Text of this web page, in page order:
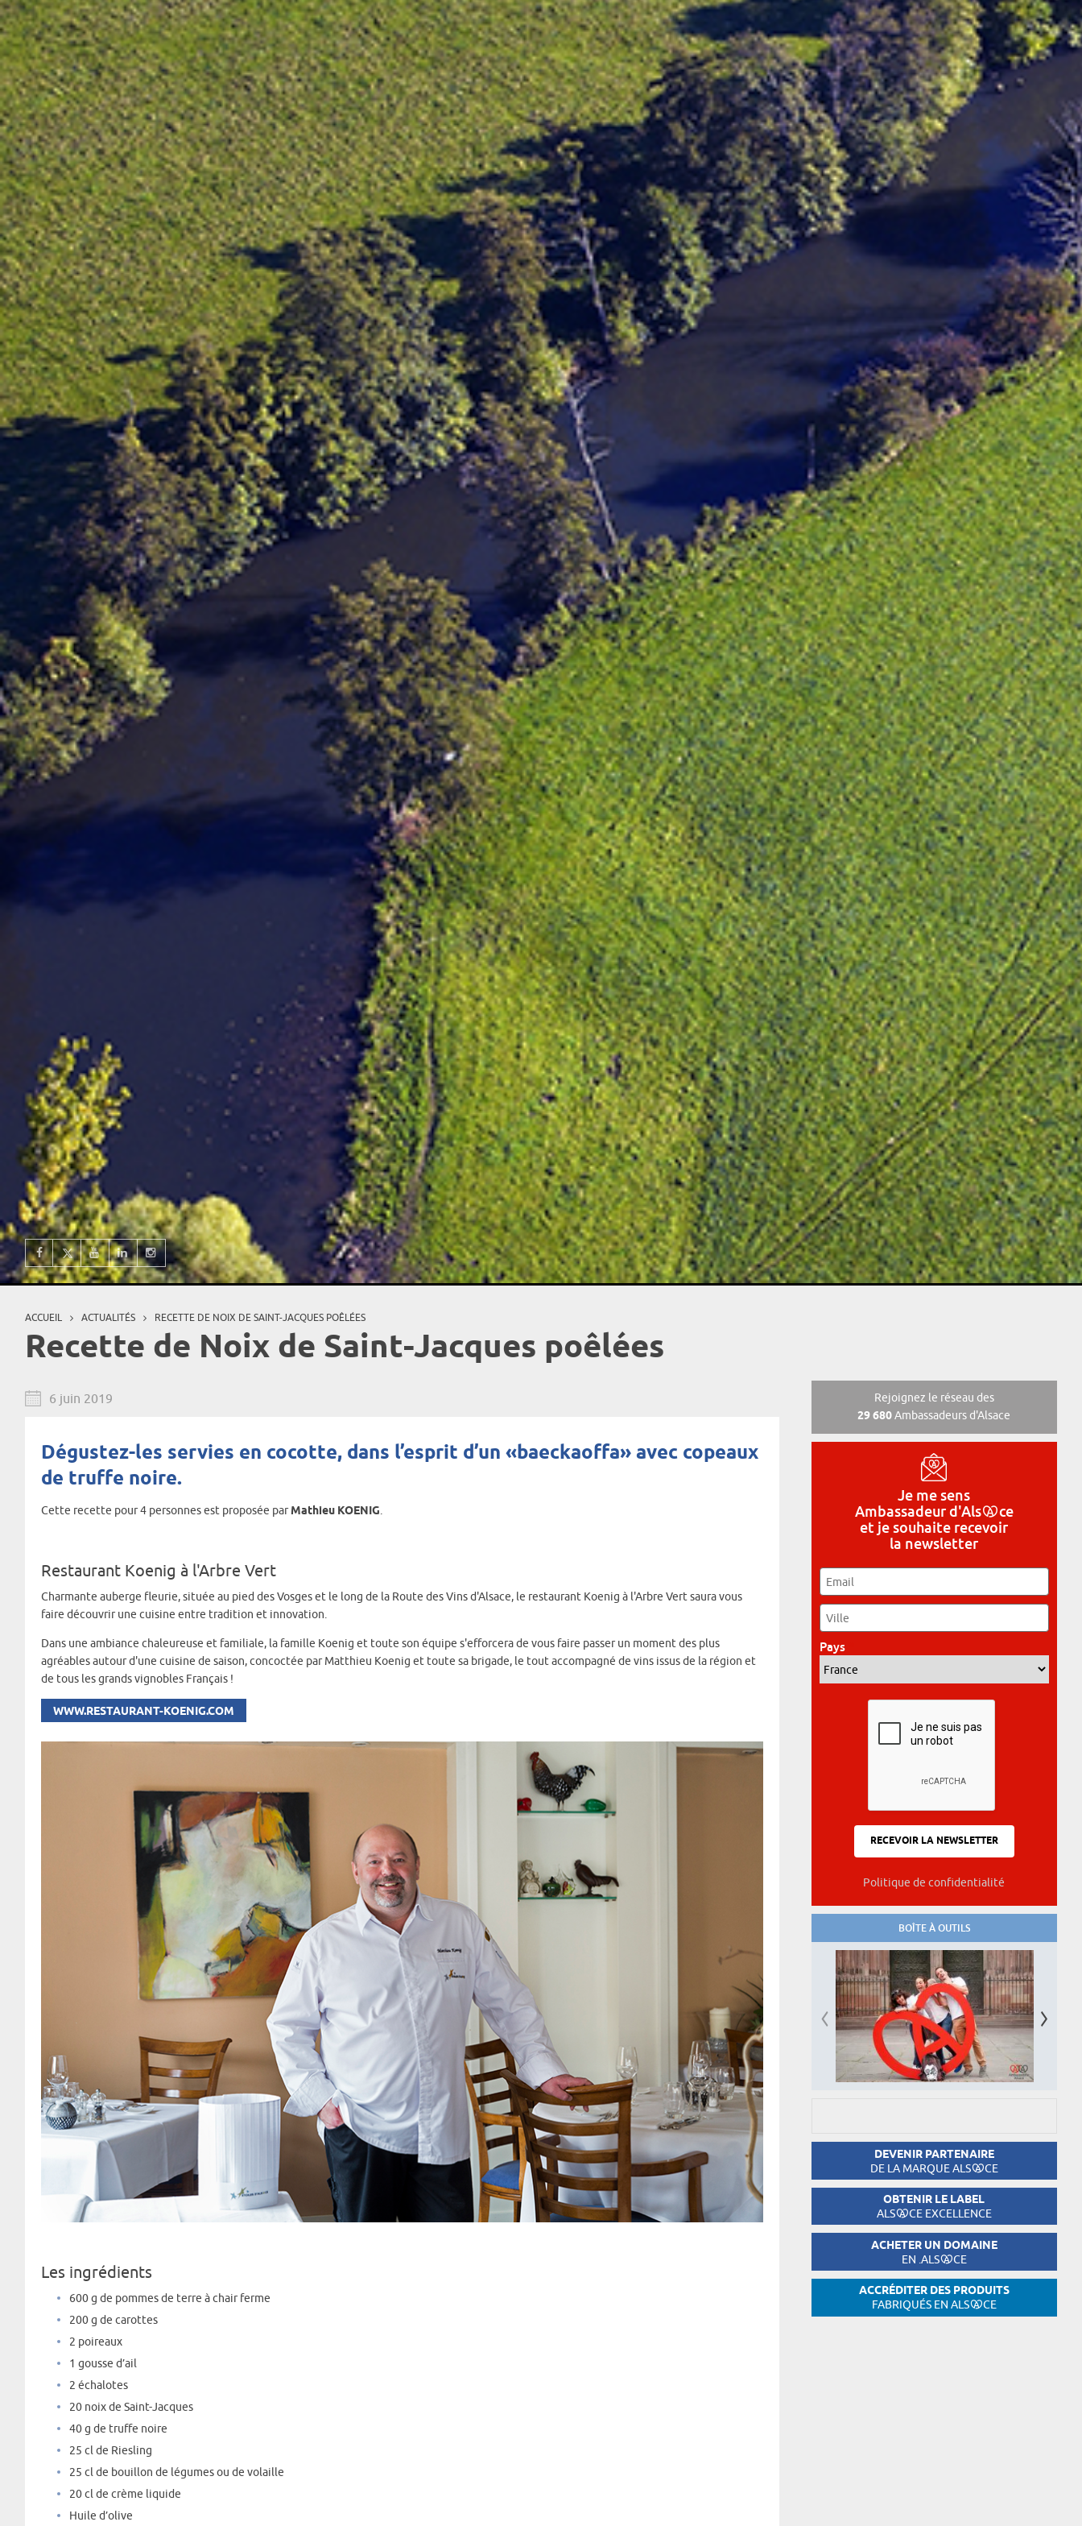
Vous êtes ici
ACCUEIL ACTUALITÉS RECETTE DE NOIX DE SAINT-JACQUES POÊLÉES
Recette de Noix de Saint-Jacques poêlées
6 juin 2019
Dégustez-les servies en cocotte, dans l’esprit d’un «baeckaoffa» avec copeaux
de truffe noire.
Cette recette pour 4 personnes est proposée parMathieu KOENIG
Restaurant Koenig à l'Arbre Vert
Charmante auberge fleurie, située au pied des Vosges et le long de la Route des Vins d'Alsace, le restaurant Koenig à l'Arbre Vert saura vous
faire découvrir une cuisine entre tradition et innovation.
Dans une ambiance chaleureuse et familiale, la famille Koenig et toute son équipe s'efforcera de vous faire passer un moment des plus
agréables autour d'une cuisine de saison, concoctée par Matthieu Koenig et toute sa brigade, le tout accompagné de vins issus de la région et
de tous les grands vignobles Français !
WWW.RESTAURANT-KOENIG.COM
Les ingrédients
600 g de pommes de terre à chair ferme
200 g de carottes
2 poireaux
1 gousse d’ail
2 échalotes
20 noix de Saint-Jacques
40 g de truffe noire
25 cl de Riesling
25 cl de bouillon de légumes ou de volaille
20 cl de crème liquide
Huile d’olive
Rejoignez le réseau des
29 680Ambassadeurs d'Alsace
Je me sens
Ambassadeurd'Als
ce
et je souhaite recevoir
la newsletter
Email*
Ville
Pays
Politique de confidentialité
BOÎTE À OUTILS
DEVENIR PARTENAIRE
DE LA MARQUE ALS CE
OBTENIR LE LABEL
ALS CE EXCELLENCE
ACHETER UN DOMAINE
EN .ALS CE
ACCRÉDITER DES PRODUITS
FABRIQUÉS EN ALS CE